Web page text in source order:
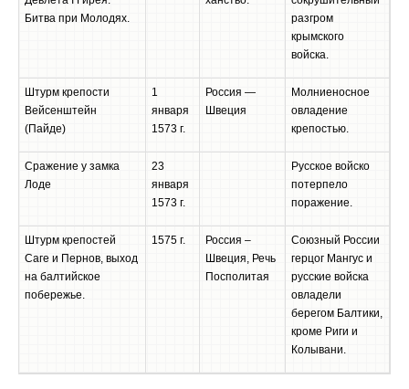
Битва при Молодях.
разгром
крымского
войска.
Штурм крепости
Вейсенштейн
(Пайде)
1
января
1573 г.
Россия —
Швеция
Молниеносное
овладение
крепостью.
Сражение у замка
Лоде
23
января
1573 г.
Русское войско
потерпело
поражение.
Штурм крепостей
Саге и Пернов, выход
на балтийское
побережье.
1575 г.
Россия –
Швеция, Речь
Посполитая
Союзный России
герцог Мангус и
русские войска
овладели
берегом Балтики,
кроме Риги и
Колывани.